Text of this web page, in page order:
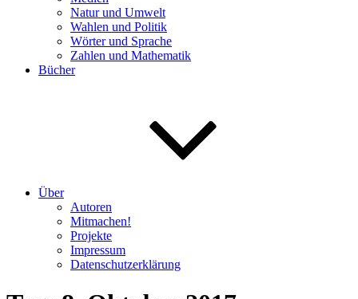
Natur und Umwelt
Wahlen und Politik
Wörter und Sprache
Zahlen und Mathematik
Bücher
Über
Autoren
Mitmachen!
Projekte
Impressum
Datenschutzerklärung